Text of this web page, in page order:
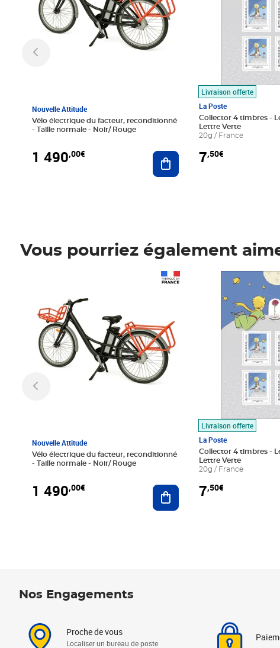
Nouvelle Attitude
Vélo électrique du facteur, reconditionné
- Taille normale - Noir/ Rouge
1 490,00€ Ajouter au panier
Livraison offerte
La Poste
Collector 4 timbres -
Lettre Verte
20g / France
7,50€
Vous pourriez également
Nouvelle Attitude
Vélo électrique du facteur, reconditionné
- Taille normale - Noir/ Rouge
1 490,00€ Ajouter au panier
Livraison offerte
La Poste
Collector 4 timbres -
Lettre Verte
20g / France
7,50€
Prix 7,50€
Nos Engagements
Proche de vous
Localiser un bureau de poste